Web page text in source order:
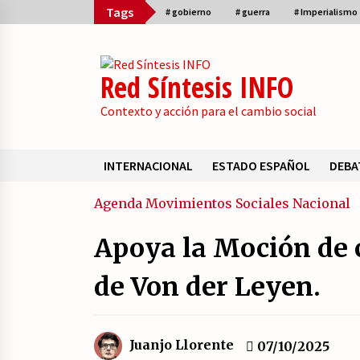
to
Tags # gobierno # guerra # Imperialismo
Red Síntesis INFO
Contexto y acción para el cambio social
INTERNACIONAL ESTADO ESPAÑOL
Sumario
La psicología de la
21/07/2026
la Fundación de Investigaciones
Agenda Movimientos Sociales Nacional
Apoya la Moción de
de Von der Leyen.
Juanjo Llorente 07/10/2025